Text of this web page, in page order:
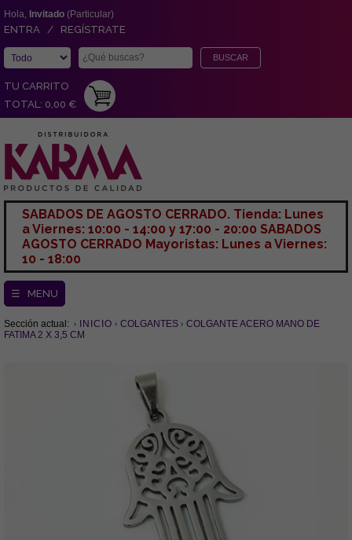
Hola, Invitado (Particular)
ENTRA / REGÍSTRATE
TU CARRITO
TOTAL: 0,00 €
SABADOS DE AGOSTO CERRADO. Tienda: Lunes
a Viernes: 10:00 - 14:00 y 17:00 - 20:00 SABADOS
AGOSTO CERRADO Mayoristas: Lunes a Viernes:
10 - 18:00
☰ MENU
Sección actual: INICIO COLGANTES
COLGANTE ACERO MANO DE
FATIMA 2 X 3,5 CM